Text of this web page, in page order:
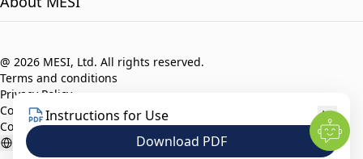
Instructions for Use
Download PDF
@ 2026 MESI, Ltd. All rights reserved.
Terms and conditions
Privacy Policy
Compliance policy
Code of Ethics
English